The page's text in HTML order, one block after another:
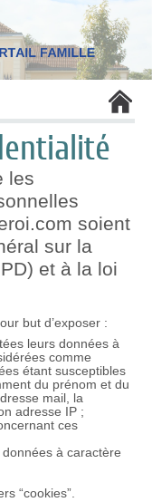
les
soient
sur la
et à la loi
but d’exposer :
leurs données à
comme
étant susceptibles
du prénom et du
mail, la
adresse IP ;
ces
à caractère
“cookies”.